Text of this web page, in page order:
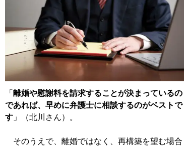
「 離婚や慰謝料を請求することが決まっているの
であれば、早めに弁護士に相談するのがベストで
す 」（北川さん）。
そのうえで、離婚ではなく、再構築を望む場合